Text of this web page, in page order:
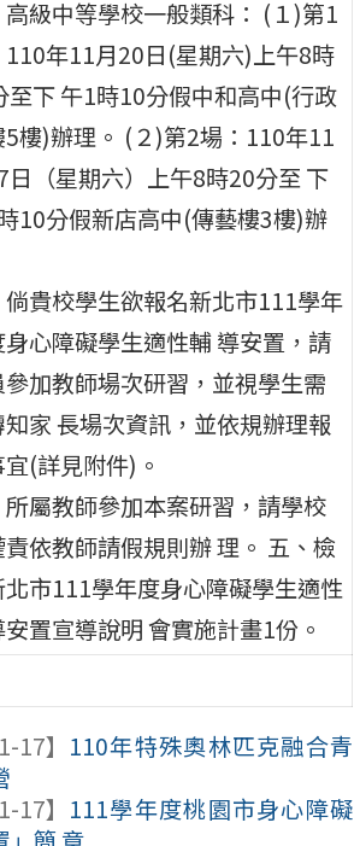
高級中等學校一般類科： (１)第1
110年11月20日(星期六)上午8時
至下 午1時10分假中和高中(行政
5樓)辦理。 (２)第2場：110年11
日（星期六）上午8時20分至 下
10分假新店高中(傳藝樓3樓)辦
倘貴校學生欲報名新北市111學年
身心障礙學生適性輔 導安置，請
參加教師場次研習，並視學生需
知家 長場次資訊，並依規辦理報
(詳見附件)。
所屬教師參加本案研習，請學校
依教師請假規則辦 理。 五、檢
市111學年度身心障礙學生適性
置宣導說明 會實施計畫1份。
17】 110年特殊奧林匹克融合青
17】 111學年度桃園市身心障礙